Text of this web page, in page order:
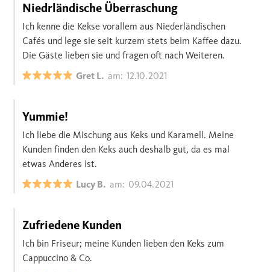
Gret L. am: 12.10.2021
Niedrländische Überraschung
Ich kenne die Kekse vorallem aus Niederländischen
Cafés und lege sie seit kurzem stets beim Kaffee dazu.
Die Gäste lieben sie und fragen oft nach Weiteren.
Lucy B. am: 09.04.2021
Yummie!
Ich liebe die Mischung aus Keks und Karamell. Meine
Kunden finden den Keks auch deshalb gut, da es mal
etwas Anderes ist.
Zufriedene Kunden
Ich bin Friseur; meine Kunden lieben den Keks zum
Cappuccino & Co.